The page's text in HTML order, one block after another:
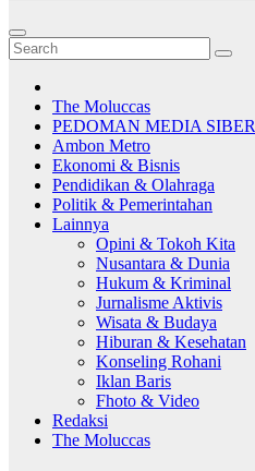
The Moluccas
PEDOMAN MEDIA SIBER
Ambon Metro
Ekonomi & Bisnis
Pendidikan & Olahraga
Politik & Pemerintahan
Lainnya
Opini & Tokoh Kita
Nusantara & Dunia
Hukum & Kriminal
Jurnalisme Aktivis
Wisata & Budaya
Hiburan & Kesehatan
Konseling Rohani
Iklan Baris
Fhoto & Video
Redaksi
The Moluccas